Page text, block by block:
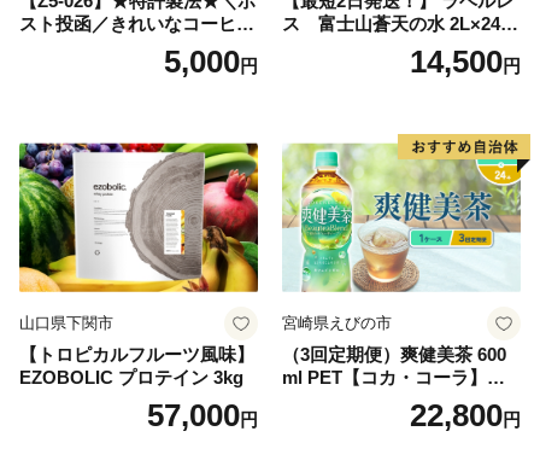
スト投函／きれいなコーヒー
ドリップバッグ9種セット(18
袋)ゆうパケットでお届け！
5,000円
ス 富士山蒼天の水 2L×24本
（4ケース）※離島不可 天然
水 ミネラルウォーター 水 ペ
産 シリカ ミネラル 美容 備蓄
防災 長期保存 富士山 山梨県
忍野村
14,500円
山口県下関市
【トロピカルフルーツ風味】
EZOBOLIC プロテイン 3kg
57,000円
宮崎県えびの市
（3回定期便）爽健美茶 600
ml PET【コカ・コーラ】ペ
ットボトル 1ケース(24本) 定
期便 3回(72本) セット お茶
22,800円